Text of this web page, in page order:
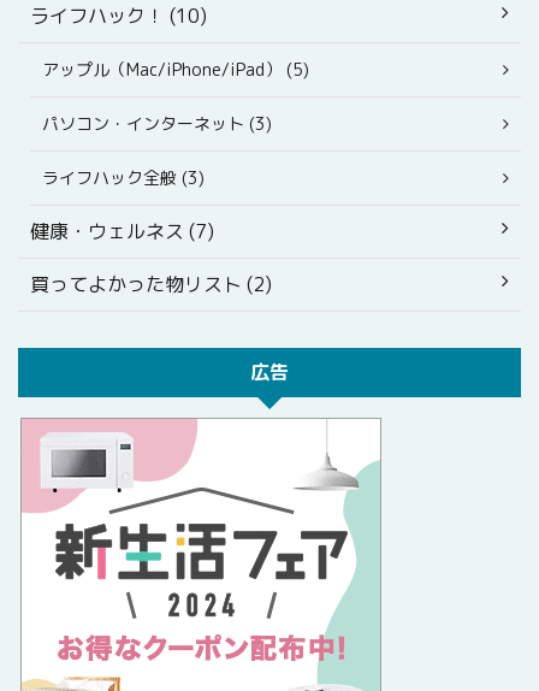
ライフハック！ (10)
アップル（Mac/iPhone/iPad） (5)
パソコン・インターネット (3)
ライフハック全般 (3)
健康・ウェルネス (7)
買ってよかった物リスト (2)
広告